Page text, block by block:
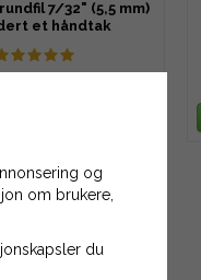
7/32" (5,5 mm)
et håndtak
og
om brukere,
du